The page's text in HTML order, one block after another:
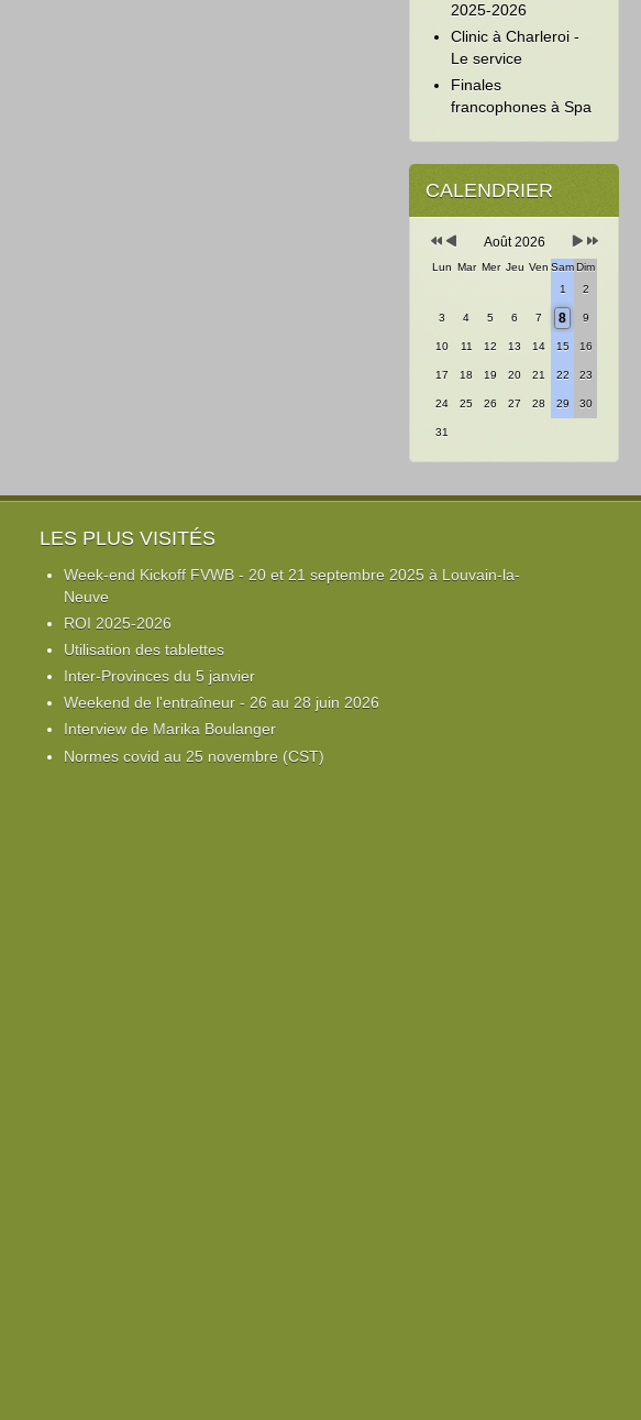
2025-2026
Clinic à Charleroi -
Le service
Finales
francophones à Spa
CALENDRIER
Année
précédente
Mois
précédent
Année
Mois
Août 2026
Lun Mar Mer Jeu Ven SamDim
1
2
3 4 5 6 7 8 9
10 11 12 13 14 15 16
17 18 19 20 21 22 23
24 25 26 27 28 29 30
31
LES PLUS VISITÉS
Week-end Kickoff FVWB - 20 et 21 septembre 2025 à Louvain-la-
Neuve
ROI 2025-2026
Utilisation des tablettes
Inter-Provinces du 5 janvier
Weekend de l'entraîneur - 26 au 28 juin 2026
Interview de Marika Boulanger
Normes covid au 25 novembre (CST)